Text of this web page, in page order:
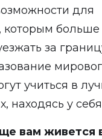
для
которым больше
за
учиться в
находясь у
вам живется